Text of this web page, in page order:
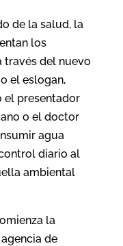
de la salud, la
los
través del nuevo
el eslogan,
el presentador
o el doctor
agua
diario al
ambiental
la
de